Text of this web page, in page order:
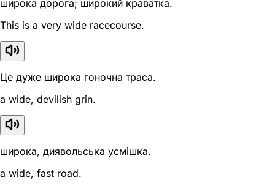
широка дорога; широкий краватка.
This is a very wide racecourse.
Це дуже широка гоночна траса.
a wide, devilish grin.
широка, диявольська усмішка.
a wide, fast road.